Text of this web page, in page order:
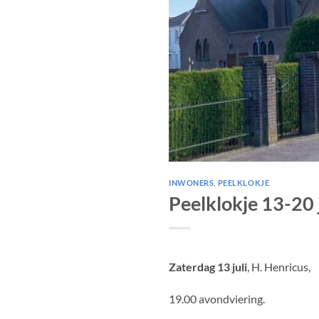
INWONERS PEELKLOKJE
Peelklokje 13-20
Zaterdag 13 juli , H. Henricus,
19.00 avondviering.